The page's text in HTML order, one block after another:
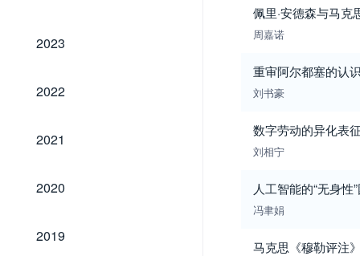
2023
2023
2022
2022
2021
2021
2020
2020
2019
2019
佩里·安德森与马
周嘉诺
重审阿尔都塞的认
刘书豪
数字劳动的异化表
刘相宁
人工智能的“无身
冯聿娟
马克思《穆勒评注